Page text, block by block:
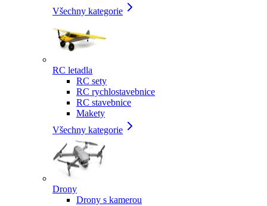
Všechny kategorie
RC letadla
RC sety
RC rychlostavebnice
RC stavebnice
Makety
Všechny kategorie
Drony
Drony s kamerou